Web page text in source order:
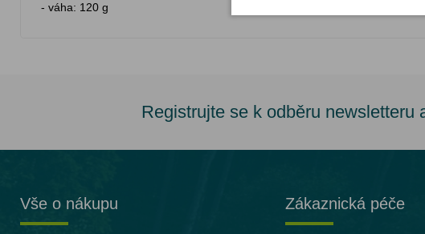
- váha: 120 g
Registrujte se k odběru newsletteru
Vše o nákupu Zákaznická péče